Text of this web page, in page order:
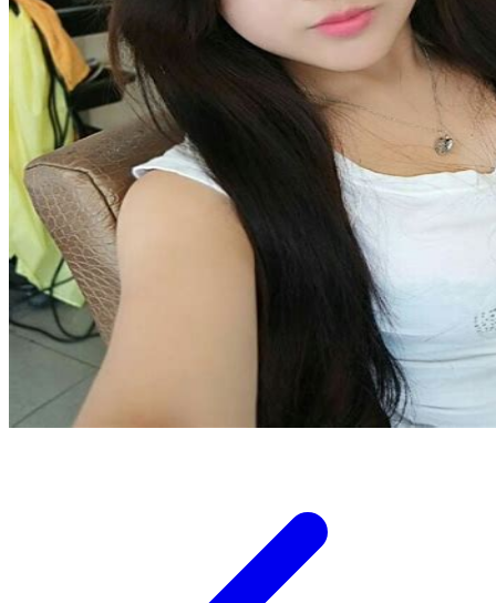
Tommee Tippee
Trunki
Tutti Bambini
Twistshake
TY Toys
U
V
Veja
Vtech